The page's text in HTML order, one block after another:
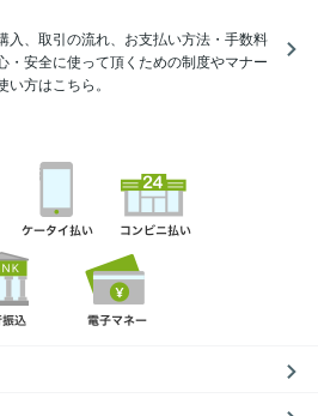
入、取引の流れ、お支払い方法・手数料
・安全に使って頂くための制度やマナー
方はこちら。